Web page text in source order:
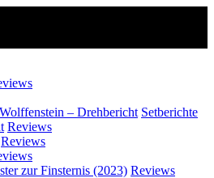
– Drehbericht Setberichte
Reviews
Reviews
zur Finsternis (2023) Reviews